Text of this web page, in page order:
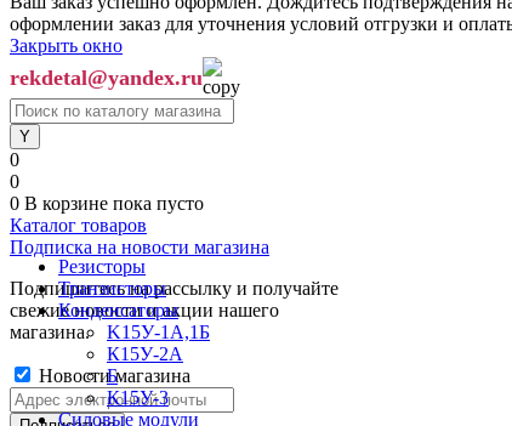
оформлении заказ для уточнения условий отгрузки и
Закрыть окно
rekdetal@yandex.ru
0
0
0 В корзине пока пусто
Каталог товаров
Резисторы
Транзисторы
Конденсаторы
K15У-1А,1Б
К15У-2А
Б
К15У-3
Силовые модули
Подписка на новости магазина
Подпишитесь на рассылку и получайте
свежие новости и акции нашего
магазина.
Новости магазина